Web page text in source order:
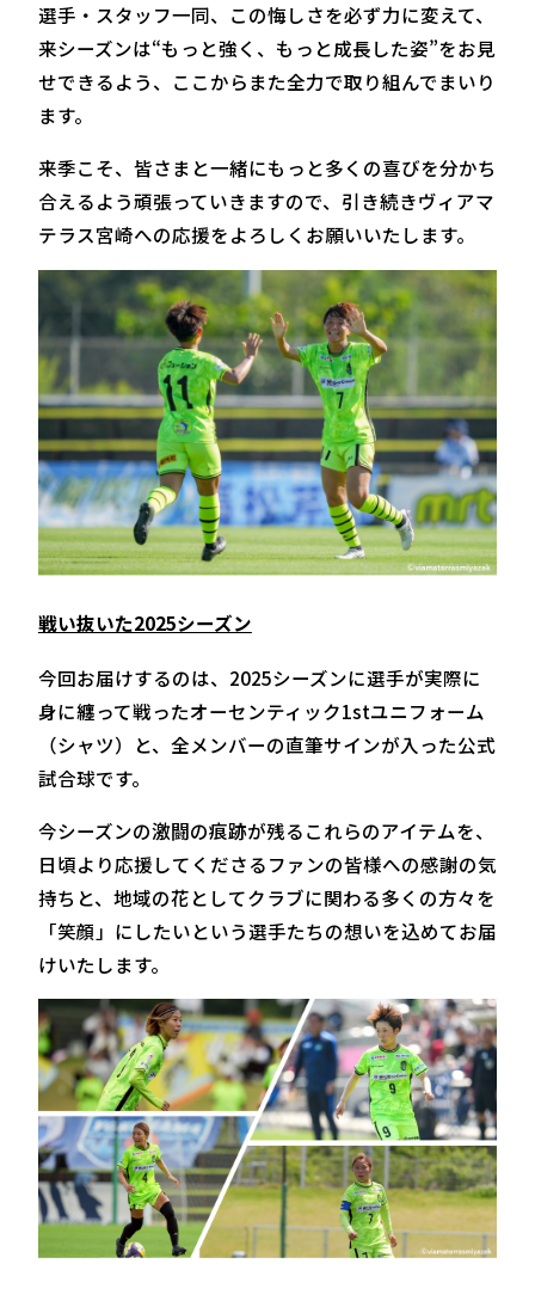
選手・スタッフ一同、この悔しさを必ず力に変えて、
来シーズンは“もっと強く、もっと成長した姿”をお見
せできるよう、ここからまた全力で取り組んでまいり
ます。
来季こそ、皆さまと一緒にもっと多くの喜びを分かち
合えるよう頑張っていきますので、引き続きヴィアマ
テラス宮崎への応援をよろしくお願いいたします。
戦い抜いた2025シーズン
今回お届けするのは、2025シーズンに選手が実際に
身に纏って戦ったオーセンティック1stユニフォーム
（シャツ）と、全メンバーの直筆サインが入った公式
試合球です。
今シーズンの激闘の痕跡が残るこれらのアイテムを、
日頃より応援してくださるファンの皆様への感謝の気
持ちと、地域の花としてクラブに関わる多くの方々を
「笑顔」にしたいという選手たちの想いを込めてお届
けいたします。